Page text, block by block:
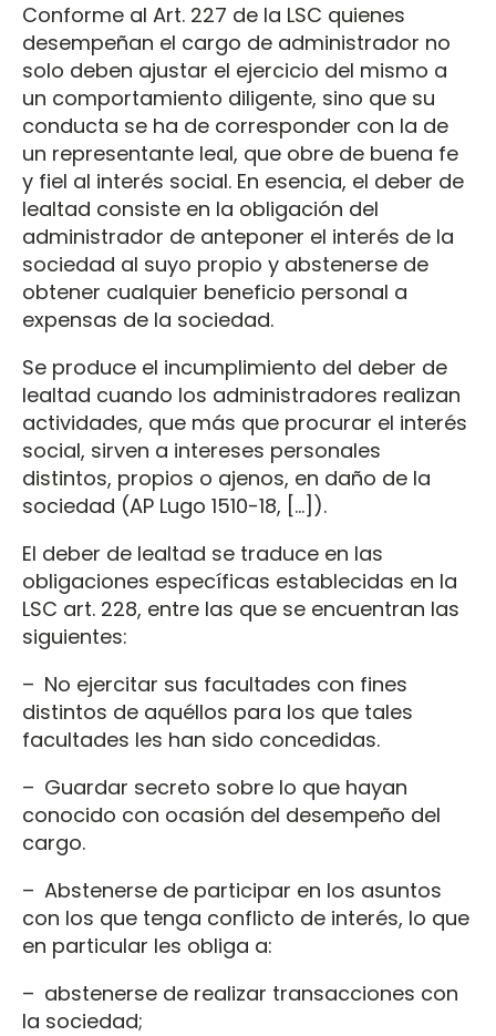
Conforme al Art. 227 de la LSC quienes
desempeñan el cargo de administrador no
solo deben ajustar el ejercicio del mismo a
un comportamiento diligente, sino que su
conducta se ha de corresponder con la de
un representante leal, que obre de buena fe
y fiel al interés social. En esencia, el deber de
lealtad consiste en la obligación del
administrador de anteponer el interés de la
sociedad al suyo propio y abstenerse de
obtener cualquier beneficio personal a
expensas de la sociedad.
Se produce el incumplimiento del deber de
lealtad cuando los administradores realizan
actividades, que más que procurar el interés
social, sirven a intereses personales
distintos, propios o ajenos, en daño de la
sociedad (AP Lugo 1510-18, […]).
El deber de lealtad se traduce en las
obligaciones específicas establecidas en la
LSC art. 228, entre las que se encuentran las
siguientes:
– No ejercitar sus facultades con fines
distintos de aquéllos para los que tales
facultades les han sido concedidas.
– Guardar secreto sobre lo que hayan
conocido con ocasión del desempeño del
cargo.
– Abstenerse de participar en los asuntos
con los que tenga conflicto de interés, lo que
en particular les obliga a:
– abstenerse de realizar transacciones con
la sociedad;